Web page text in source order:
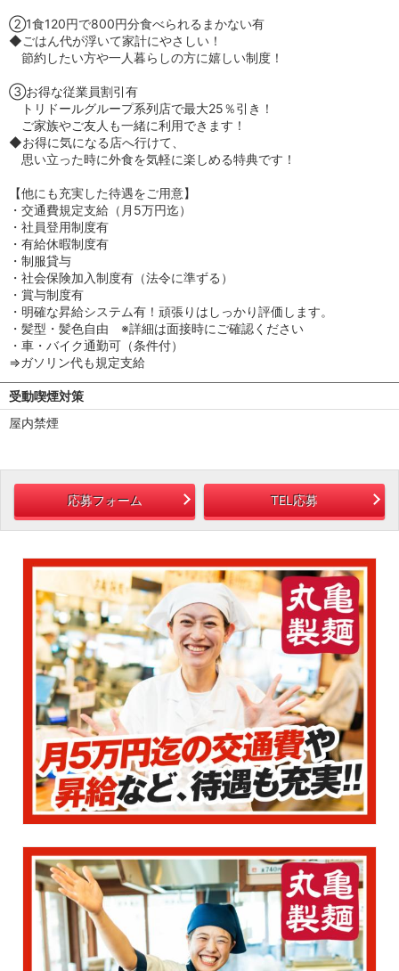
②1食120円で800円分食べられるまかない有
◆ごはん代が浮いて家計にやさしい！
節約したい方や一人暮らしの方に嬉しい制度！
③お得な従業員割引有
トリドールグループ系列店で最大25％引き！
ご家族やご友人も一緒に利用できます！
◆お得に気になる店へ行けて、
思い立った時に外食を気軽に楽しめる特典です！
【他にも充実した待遇をご用意】
・交通費規定支給（月5万円迄）
・社員登用制度有
・有給休暇制度有
・制服貸与
・社会保険加入制度有（法令に準ずる）
・賞与制度有
・明確な昇給システム有！頑張りはしっかり評価します。
・髪型・髪色自由 ※詳細は面接時にご確認ください
・車・バイク通勤可（条件付）
⇒ガソリン代も規定支給
受動喫煙対策
屋内禁煙
応募フォーム TEL応募